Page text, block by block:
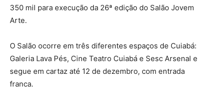
350 mil para execução da 26ª edição do Salão Jovem
Arte.
O Salão ocorre em três diferentes espaços de Cuiabá:
Galeria Lava Pés, Cine Teatro Cuiabá e Sesc Arsenal e
segue em cartaz até 12 de dezembro, com entrada
franca.